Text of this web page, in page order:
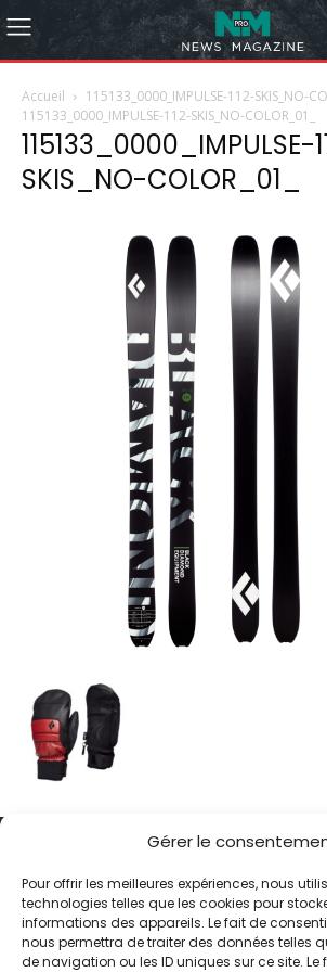
Gérer le
Pour offrir les meilleures expériences, nous
technologies telles que les cookies pour
informations des appareils. Le fait de
nous permettra de traiter des données telles
de navigation ou les ID uniques sur ce site. Le
Accueil
115133_0000_IMPULSE-112-SKIS_NO-
115133_0000_IMPULSE-112-SKIS_NO-COLOR_01_
115133_0000_IMPULSE-
SKIS_NO-COLOR_01_
Alternative Média est une agence de
relations publiques basée à Grenoble.